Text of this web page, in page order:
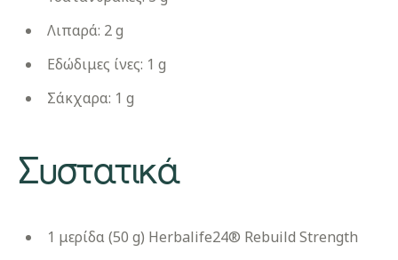
Λιπαρά: 2 g
Εδώδιμες ίνες: 1 g
Σάκχαρα: 1 g
​Συστατικά
1 μερίδα (50 g) Herbalife24® Rebuild Strength